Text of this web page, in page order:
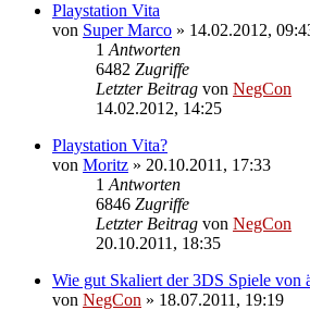
Playstation Vita
von Super Marco » 14.02.2012,
1Antworten
6482 Zugriffe
Letzter Beitrag von NegCon
14.02.2012, 14:25
Playstation Vita?
von Moritz » 20.10.2011, 17:33
1Antworten
6846 Zugriffe
Letzter Beitrag von NegCon
20.10.2011, 18:35
Wie gut Skaliert der 3DS Spiele von
von NegCon » 18.07.2011, 19:19